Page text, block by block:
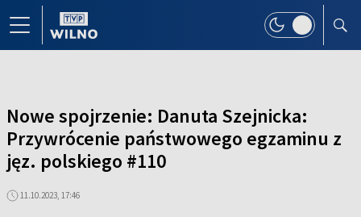
Nowe spojrzenie: Danuta Szejnicka:
Przywrócenie państwowego egzaminu z
jęz. polskiego #110
11.10.2023, 17:46